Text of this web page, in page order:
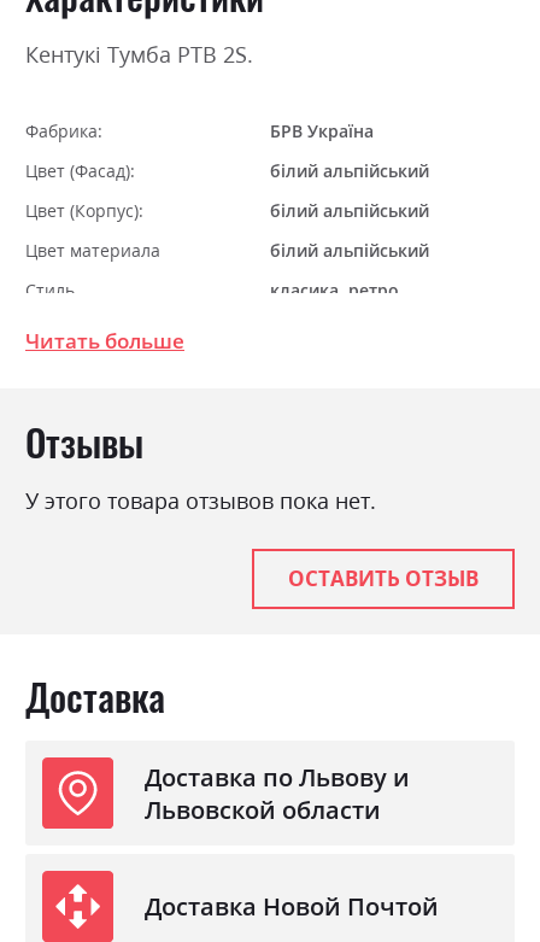
Кентукі Тумба РТВ 2S.
Фабрика:
БРВ Україна
Цвет (Фасад):
білий альпійський
Цвет (Корпус):
білий альпійський
Цвет материала
білий альпійський
Стиль
класика, ретро
Материал
Читать больше
Отзывы
У этого товара отзывов пока нет.
ОСТАВИТЬ ОТЗЫВ
Доставка
Доставка по Львову и
Львовской области
Доставка Новой Почтой